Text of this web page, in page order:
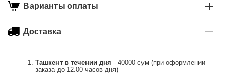
Варианты оплаты
Доставка
Ташкент в течении дня - 40000 сум (при оформлении
заказа до 12.00 часов дня)